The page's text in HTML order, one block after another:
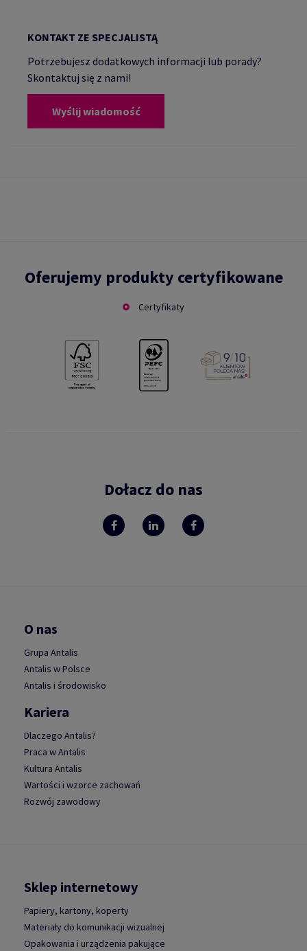
KONTAKT ZE SPECJALISTĄ
Potrzebujesz dodatkowych informacji lub porady?
Skontaktuj się z nami!
Wyślij wiadomość
Oferujemy produkty certyfikowane
Certyfikaty
Dołacz do nas
O nas
Grupa Antalis
Antalis w Polsce
Antalis i środowisko
Kariera
Dlaczego Antalis?
Praca w Antalis
Kultura Antalis
Wartości i wzorce zachowań
Rozwój zawodowy
Sklep internetowy
Papiery, kartony, koperty
Materiały do komunikacji wizualnej
Opakowania i urządzenia pakujące